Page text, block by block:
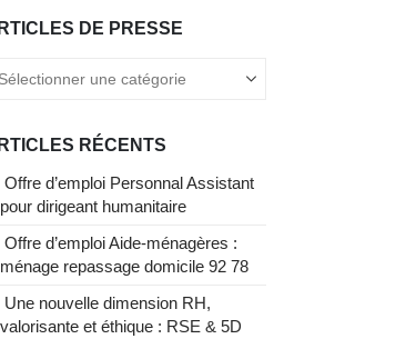
DE PRESSE
RÉCENTS
Offre d’emploi Personnal Assistant
pour dirigeant humanitaire
Offre d’emploi Aide-ménagères :
ménage repassage domicile 92 78
Une nouvelle dimension RH,
valorisante et éthique : RSE & 5D